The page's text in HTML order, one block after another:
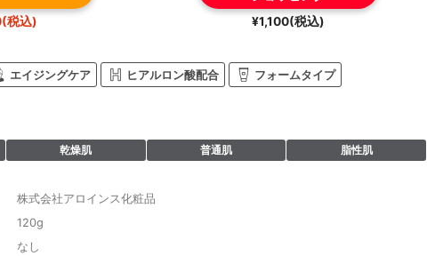
税込) ¥1,100(税込)
エイジングケア ヒアルロン酸配合 フォームタイプ
乾燥肌 普通肌 脂性肌
株式会社アロインス化粧品
120g
なし